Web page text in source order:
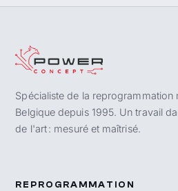
Spécialiste de la reprogrammation
Belgique depuis 1995. Un travail
de l'art : mesuré et maîtrisé.
REPROGRAMMATION